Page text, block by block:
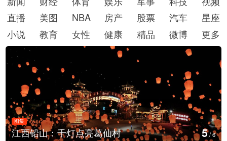
直播
美图 NBA 房产 股票 汽车
星座
小说
教育 女性 健康 精品 微博 更多
图集
江西铅山：千灯点亮葛仙村 6/6